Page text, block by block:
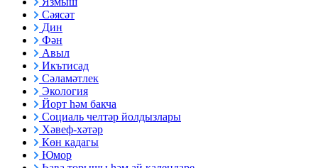
Сәясәт
Дин
Фән
Авыл
Икътисад
Сәламәтлек
Экология
Йорт һәм бакча
Социаль челтәр йолдызлары
Хәвеф-хәтәр
Көн кадагы
Юмор